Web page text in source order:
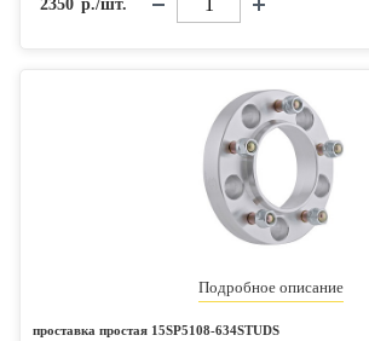
2350 р./шт.
Подробное описание
проставка простая 15SP5108-634STUDS